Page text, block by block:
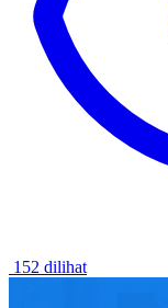
152 dilihat